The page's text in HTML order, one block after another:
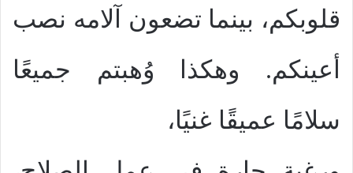
قلوبكم، بينما تضعون آلامه نصب
أعينكم. وهكذا وُهبتم جميعًا
سلامًا عميقًا غنيًا،